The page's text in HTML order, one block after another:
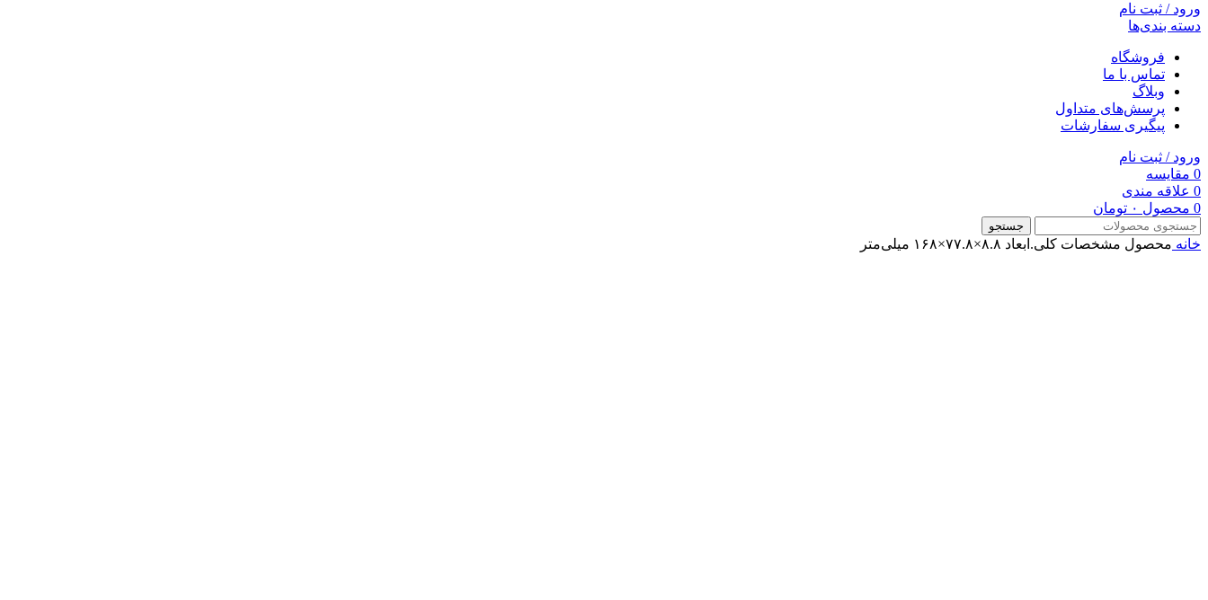
ورود / ثبت نام
دسته بندی‌ها
فروشگاه
تماس با ما
وبلاگ
پرسش‌های متداول
پیگیری سفارشات
ورود / ثبت نام
0 مقایسه
0 علاقه مندی
0 محصول ۰ تومان
جستجو
خانه محصول مشخصات کلی.ابعاد ۸.۸×۷۷.۸×۱۶۸ میلی‌متر